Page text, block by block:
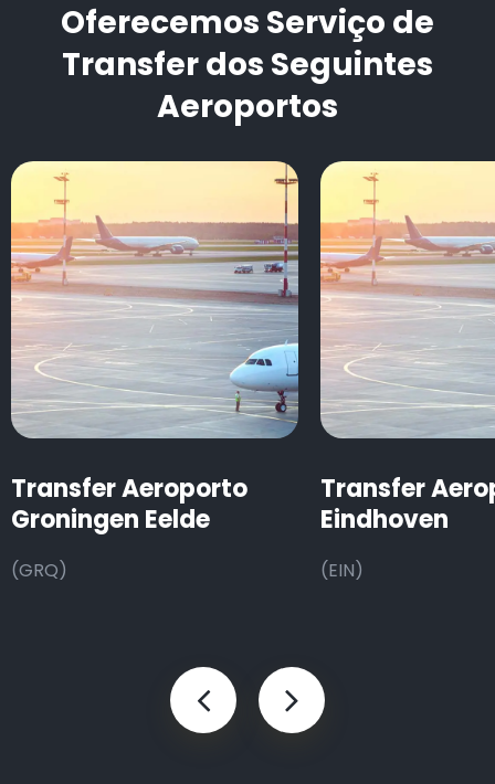
Oferecemos Serviço de
Transfer dos Seguintes
Aeroportos
Transfer Aeroporto
Groningen Eelde
(GRQ)
Transfer
Eindhoven
(EIN)